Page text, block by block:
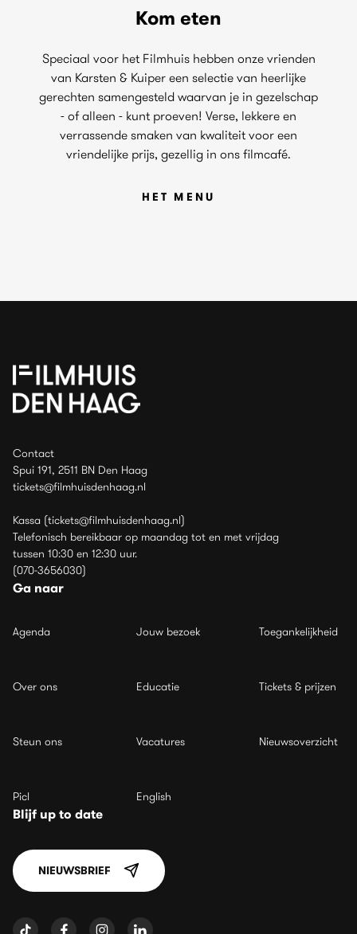
Kom eten
Speciaal voor het Filmhuis hebben onze vrienden
van Karsten & Kuiper een selectie van heerlijke
gerechten samengesteld waarvan je in gezelschap
- of alleen - kunt proeven! Verse, lekkere en
verrassende smaken van kwaliteit voor een
vriendelijke prijs, gezellig in ons filmcafé.
HET MENU
Contact
Spui 191, 2511 BN Den Haag
tickets@filmhuisdenhaag.nl
Kassa (tickets@filmhuisdenhaag.nl)
Telefonisch bereikbaar op maandag tot en met vrijdag
tussen 10:30 en 12:30 uur.
(070-3656030)
Ga naar
Agenda Jouw bezoek Toegankelijkheid
Over ons Educatie Tickets & prijzen
Steun ons Vacatures Nieuwsoverzicht
Picl English
Blijf up to date
NIEUWSBRIEF